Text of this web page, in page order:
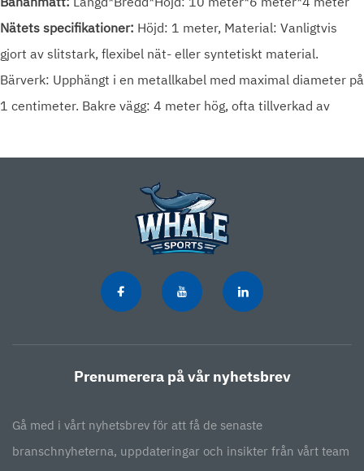
Nätets specifikationer: Höjd: 1 meter, Material: Vanligtvis
gjort av slitstark, flexibel nät- eller syntetiskt material.
Bärverk: Upphängt i en metallkabel med maximal diameter på
1 centimeter. Bakre vägg: 4 meter hög, ofta tillverkad av
höga, med en kombination av glas och metallnät. Glasdelen
sträcker sig vanligtvis upp till 3 meter från marken, medan
den övre metern är metallnät. Material: Härdat glas för
hållbarhet och sikt; metallnät för säkerhet och bollretur.
avancerad akrylyta, designad för optimal bollrespons och
spelarkomfort. Egenskaper: Stötdämpande egenskaper för att
Prenumerera på vår nyhetsbrev
Gå med i vårt nyhetsbrev för att få de senaste
branschnyheterna, uppdateringar och insikter från vårt team